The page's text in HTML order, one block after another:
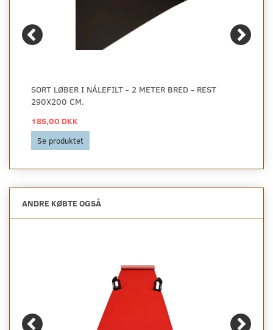
SORT LØBER I NÅLEFILT - 2 METER BRED - REST
290X200 CM.
185,00 DKK
Se produktet
ANDRE KØBTE OGSÅ